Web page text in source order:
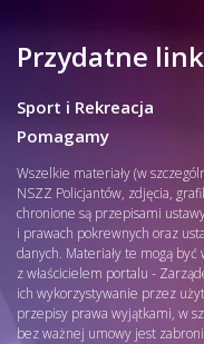
Przydatne
Sport i Rekreacja
Pomagamy
Wszelkie materiały (w
NSZZ Policjantów, zdjęcia,
chronione są przepisami
i prawach pokrewnych oraz
danych. Materiały te mogą
z właścicielem portalu -
ich wykorzystywanie przez
przepisy prawa wyjątkami, w
bez ważnej umowy jest